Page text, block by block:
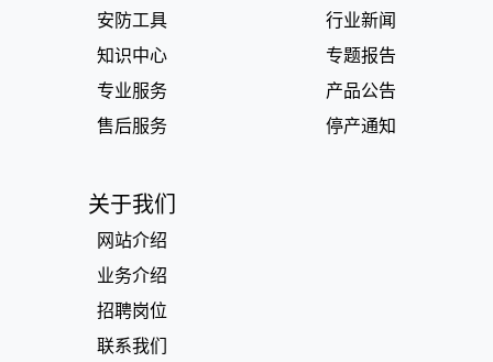
安防工具
知识中心
专业服务
售后服务
行业新闻
专题报告
产品公告
停产通知
关于我们
网站介绍
业务介绍
招聘岗位
联系我们